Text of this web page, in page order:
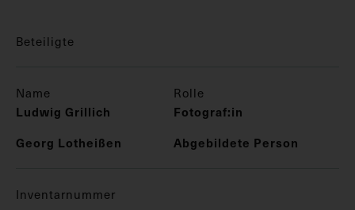
Beteiligte
Name Rolle
Ludwig Grillich
Fotograf:in
Georg Lotheißen
Abgebildete Person
Inventarnummer